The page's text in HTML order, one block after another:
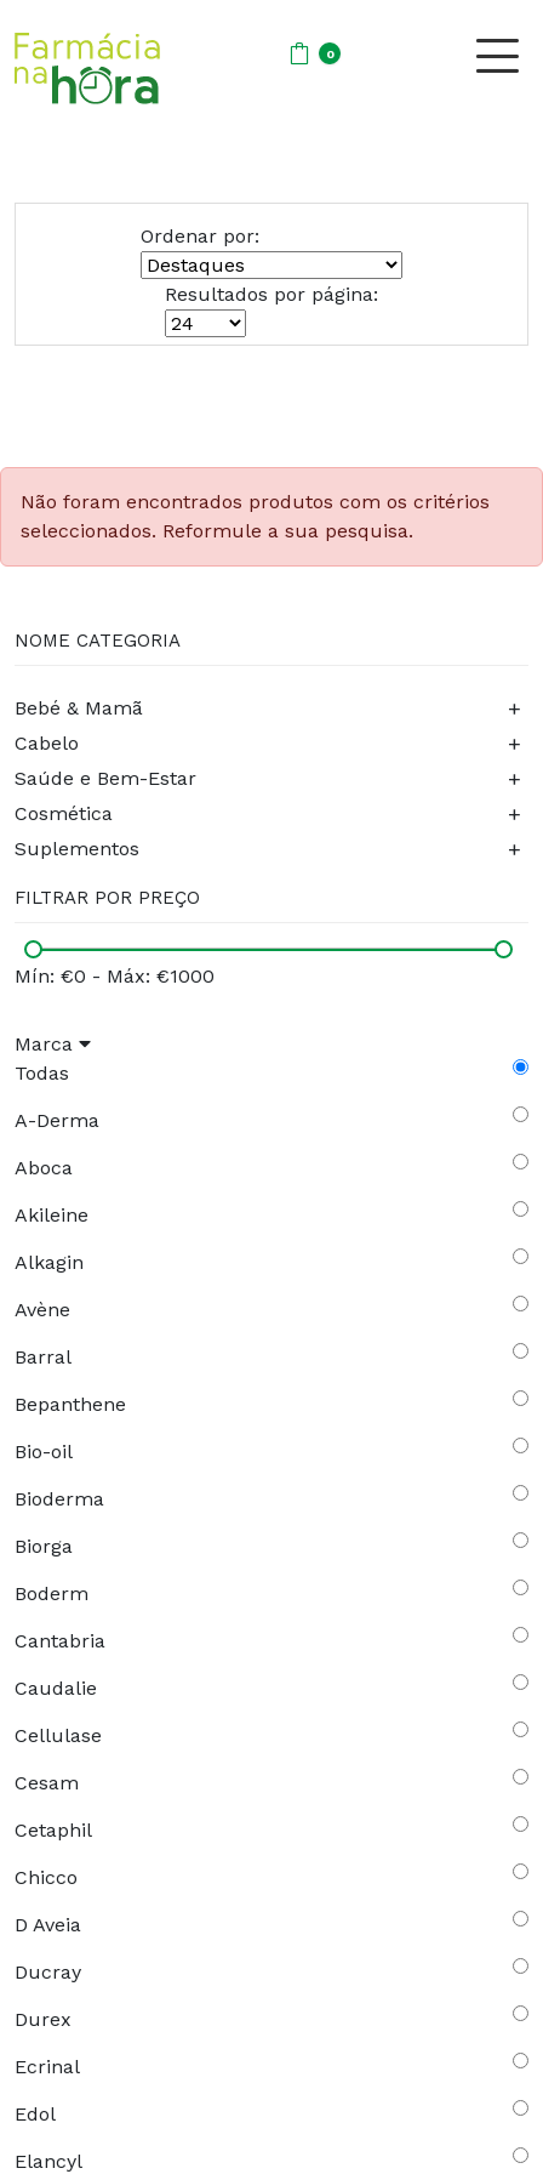
0
Ordenar por:
Resultados por página:
Não foram encontrados produtos com os critérios
seleccionados. Reformule a sua pesquisa.
NOME CATEGORIA
Bebé & Mamã +
Cabelo +
Saúde e Bem-Estar +
Cosmética +
Suplementos +
FILTRAR POR PREÇO
Mín: €0 - Máx: €1000
Marca
Todas
A-Derma
Aboca
Akileine
Alkagin
Avène
Barral
Bepanthene
Bio-oil
Bioderma
Biorga
Boderm
Cantabria
Caudalie
Cellulase
Cesam
Cetaphil
Chicco
D Aveia
Ducray
Durex
Ecrinal
Edol
Elancyl